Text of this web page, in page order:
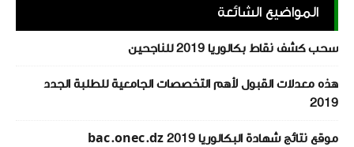
المواضيع الشائعة
سحب كشف نقاط بكالوريا 2019 للناجحين
هذه معدلات القبول لأهم التخصصات الجامعية للطلبة الجدد
2019
موقع نتائج شهادة البكالوريا 2019 bac.onec.dz